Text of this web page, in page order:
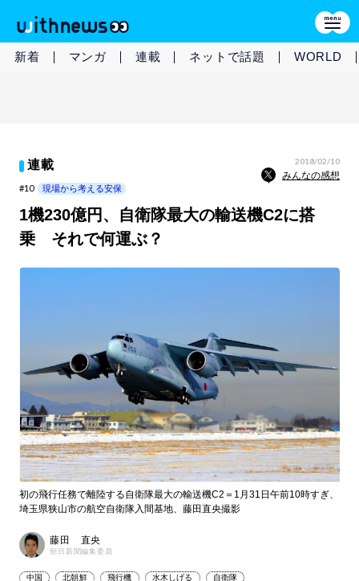
新着 マンガ 連載 ネットで話題 WORLD
連載 2018/02/10
みんなの感想
#10 現場から考える安保
1機230億円、自衛隊最大の輸送機C2に搭
乗 それで何運ぶ？
初の飛行任務で離陸する自衛隊最大の輸送機C2＝1月31日午前10時すぎ、
埼玉県狭山市の航空自衛隊入間基地、藤田直央撮影
藤田 直央
朝日新聞編集委員
中国 北朝鮮 飛行機 水木しげる 自衛隊